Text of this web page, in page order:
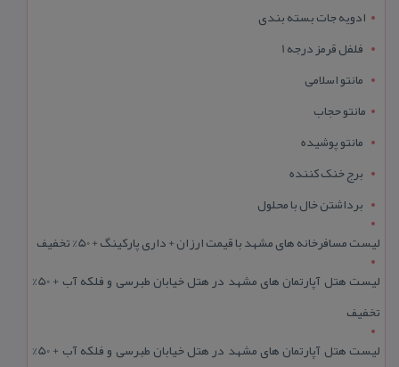
ادویه جات بسته بندی
فلفل قرمز درجه 1
مانتو اسلامی
مانتو حجاب
مانتو پوشیده
برج خنک کننده
برداشتن خال با محلول
لیست مسافرخانه های مشهد با قیمت ارزان + داری پارکینگ + 50% تخفیف
لیست هتل آپارتمان های مشهد در هتل خیابان طبرسی و فلکه آب + 50%
تخفیف
لیست هتل آپارتمان های مشهد در هتل خیابان طبرسی و فلکه آب + 50%